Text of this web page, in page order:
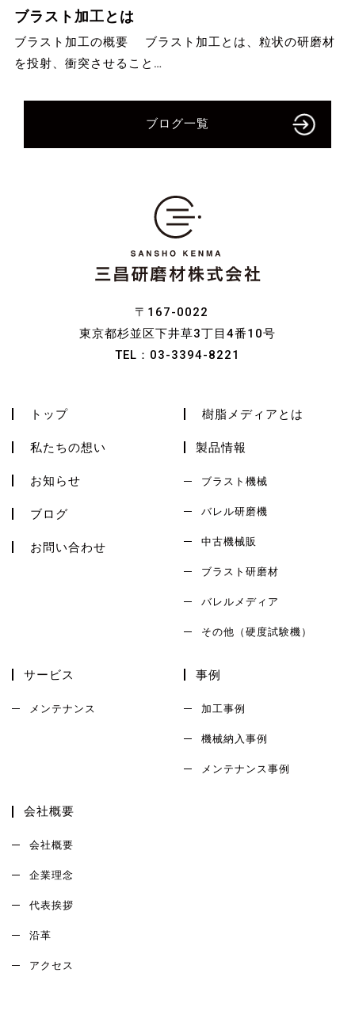
ブラスト加工とは
ブラスト加工の概要 ブラスト加工とは、粒状の研磨材
を投射、衝突させること…
ブログ一覧
〒167-0022
東京都杉並区下井草3丁目4番10号
TEL： 03-3394-8221
トップ
私たちの想い
お知らせ
ブログ
お問い合わせ
樹脂メディアとは
製品情報
ブラスト機械
バレル研磨機
中古機械販
ブラスト研磨材
バレルメディア
その他（硬度試験機）
サービス
メンテナンス
事例
加工事例
機械納入事例
メンテナンス事例
会社概要
会社概要
企業理念
代表挨拶
沿革
アクセス